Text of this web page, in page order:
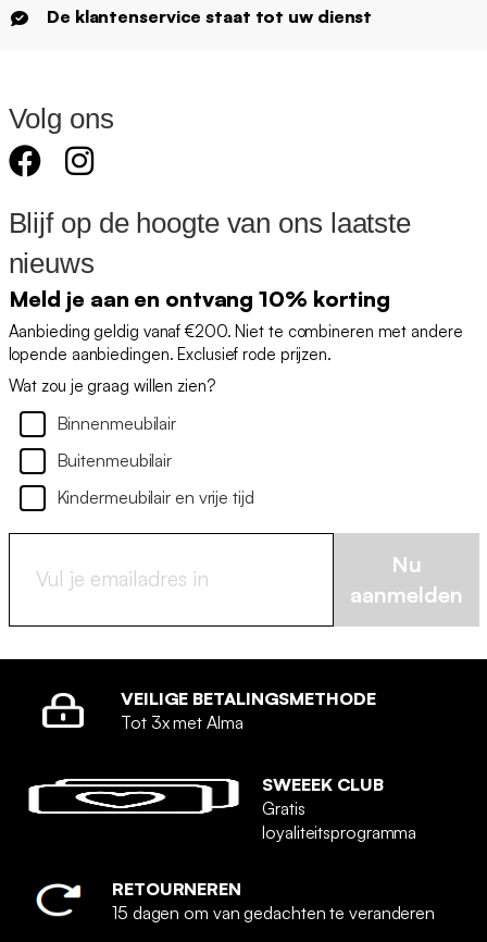
De klantenservice staat tot uw dienst
Volg ons
Blijf op de hoogte van ons laatste
nieuws
Meld je aan en ontvang 10% korting
Aanbieding geldig vanaf €200. Niet te combineren met andere
lopende aanbiedingen. Exclusief rode prijzen.
Wat zou je graag willen zien?
Binnenmeubilair
Buitenmeubilair
Kindermeubilair en vrije tijd
Nu
aanmelden
VEILIGE BETALINGSMETHODE
Tot 3x met Alma
SWEEEK CLUB
Gratis
loyaliteitsprogramma
RETOURNEREN
15 dagen om van gedachten te veranderen